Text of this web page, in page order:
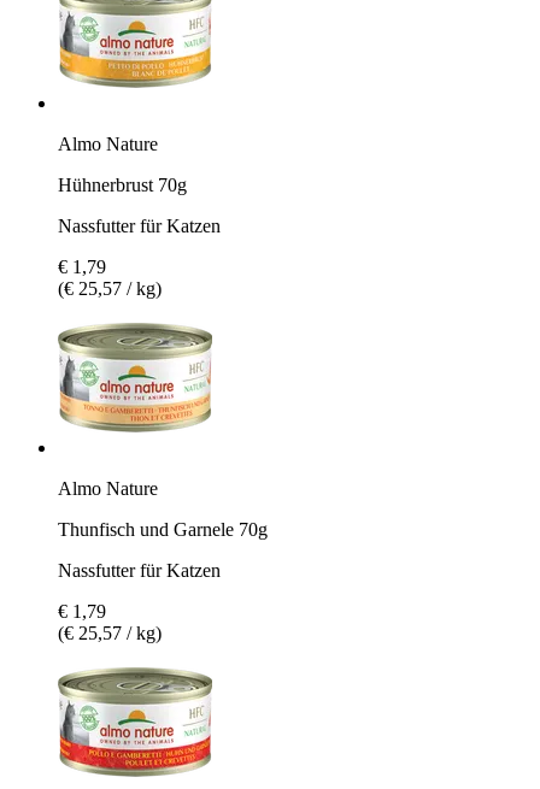
Almo Nature
Hühnerbrust 70g
Nassfutter für Katzen
€ 1,79
(€ 25,57 / kg)
Almo Nature
Thunfisch und Garnele 70g
Nassfutter für Katzen
€ 1,79
(€ 25,57 / kg)